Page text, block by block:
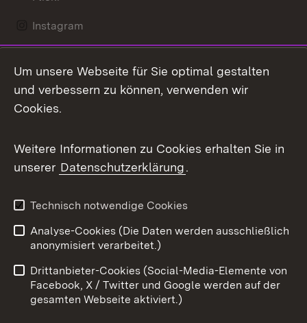
Instagram
Mastodon
Messenger
Social Wall
X / Twitter
Youtube
Benutzungshinweise
Barrierefreiheit
Datenschutz
Cookies
Um unsere Webseite für Sie optimal gestalten
und verbessern zu können, verwenden wir
Cookies.
Weitere Informationen zu Cookies erhalten Sie in
unserer Datenschutzerklärung.
Technisch notwendige Cookies
Analyse-Cookies (Die Daten werden ausschließlich
anonymisiert verarbeitet.)
Drittanbieter-Cookies (Social-Media-Elemente von
Facebook, X / Twitter und Google werden auf der
gesamten Webseite aktiviert.)